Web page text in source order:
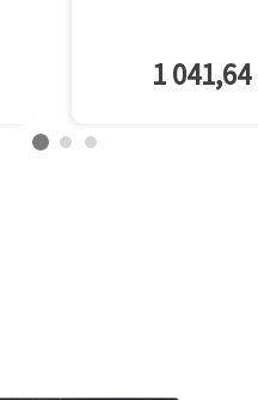
1 041,64